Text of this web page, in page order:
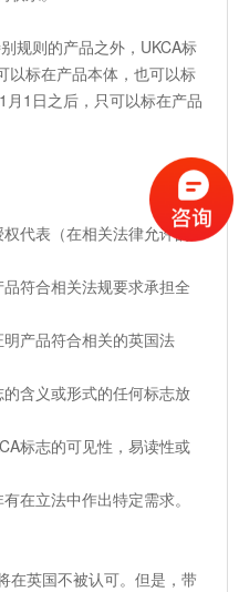
规则的产品之外，UKCA标
以标在产品本体，也可以标
1日之后，只可以标在产品
代表（在相关法律允许的
符合相关法规要求承担全
产品符合相关的英国法
含义或形式的任何标志放
标志的可见性，易读性或
在立法中作出特定需求。
在英国不被认可。但是，带